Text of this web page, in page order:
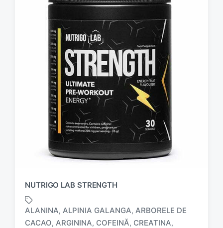
NUTRIGO LAB STRENGTH
ALANINA, ALPINIA GALANGA, ARBORELE DE
CACAO, ARGININA, COFEINĂ, CREATINA,